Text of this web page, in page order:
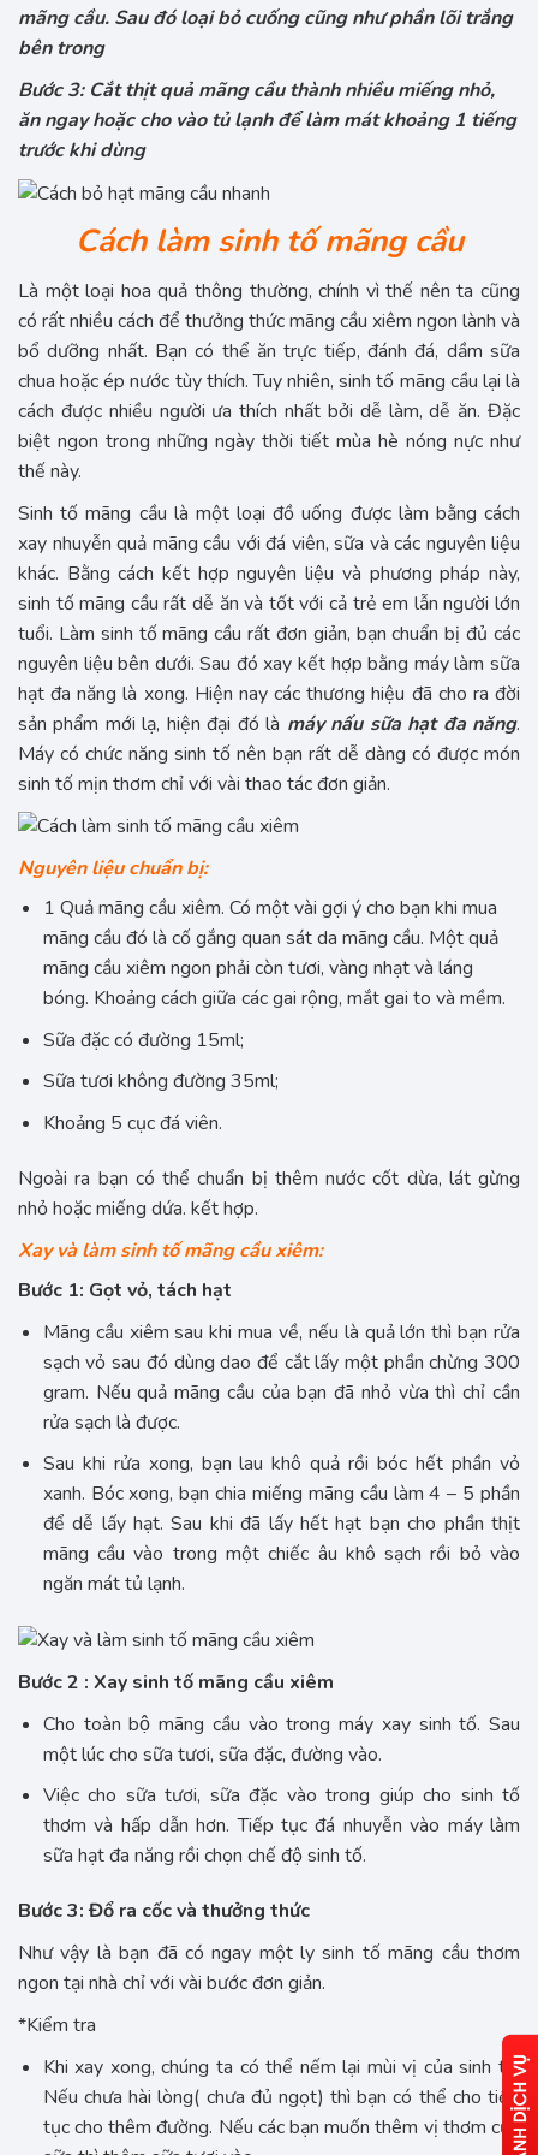
mãng cầu. Sau đó loại bỏ cuống cũng như phần lõi trắng
bên trong
Bước 3: Cắt thịt quả mãng cầu thành nhiều miếng nhỏ,
ăn ngay hoặc cho vào tủ lạnh để làm mát khoảng 1 tiếng
trước khi dùng
Cách làm sinh tố mãng cầu
Là một loại hoa quả thông thường, chính vì thế nên ta cũng
có rất nhiều cách để thưởng thức mãng cầu xiêm ngon lành và
bổ dưỡng nhất. Bạn có thể ăn trực tiếp, đánh đá, dầm sữa
chua hoặc ép nước tùy thích. Tuy nhiên, sinh tố mãng cầu lại là
cách được nhiều người ưa thích nhất bởi dễ làm, dễ ăn. Đặc
biệt ngon trong những ngày thời tiết mùa hè nóng nực như
thế này.
Sinh tố mãng cầu là một loại đồ uống được làm bằng cách
xay nhuyễn quả mãng cầu với đá viên, sữa và các nguyên liệu
khác. Bằng cách kết hợp nguyên liệu và phương pháp này,
sinh tố mãng cầu rất dễ ăn và tốt với cả trẻ em lẫn người lớn
tuổi. Làm sinh tố mãng cầu rất đơn giản, bạn chuẩn bị đủ các
nguyên liệu bên dưới. Sau đó xay kết hợp bằng máy làm sữa
hạt đa năng là xong. Hiện nay các thương hiệu đã cho ra đời
sản phẩm mới lạ, hiện đại đó là máy nấu sữa hạt đa năng.
Máy có chức năng sinh tố nên bạn rất dễ dàng có được món
sinh tố mịn thơm chỉ với vài thao tác đơn giản.
Nguyên liệu chuẩn bị:
1 Quả mãng cầu xiêm. Có một vài gợi ý cho bạn khi mua
mãng cầu đó là cố gắng quan sát da mãng cầu. Một quả
mãng cầu xiêm ngon phải còn tươi, vàng nhạt và láng
bóng. Khoảng cách giữa các gai rộng, mắt gai to và mềm.
Sữa đặc có đường 15ml;
Sữa tươi không đường 35ml;
Khoảng 5 cục đá viên.
Ngoài ra bạn có thể chuẩn bị thêm nước cốt dừa, lát gừng
nhỏ hoặc miếng dứa. kết hợp.
Xay và làm sinh tố mãng cầu xiêm:
Bước 1: Gọt vỏ, tách hạt
Mãng cầu xiêm sau khi mua về, nếu là quả lớn thì bạn rửa
sạch vỏ sau đó dùng dao để cắt lấy một phần chừng 300
gram. Nếu quả mãng cầu của bạn đã nhỏ vừa thì chỉ cần
rửa sạch là được.
Sau khi rửa xong, bạn lau khô quả rồi bóc hết phần vỏ
xanh. Bóc xong, bạn chia miếng mãng cầu làm 4 – 5 phần
để dễ lấy hạt. Sau khi đã lấy hết hạt bạn cho phần thịt
mãng cầu vào trong một chiếc âu khô sạch rồi bỏ vào
ngăn mát tủ lạnh.
Bước 2 : Xay sinh tố mãng cầu xiêm
Cho toàn bộ mãng cầu vào trong máy xay sinh tố. Sau
một lúc cho sữa tươi, sữa đặc, đường vào.
Việc cho sữa tươi, sữa đặc vào trong giúp cho sinh tố
thơm và hấp dẫn hơn. Tiếp tục đá nhuyễn vào máy làm
sữa hạt đa năng rồi chọn chế độ sinh tố.
Bước 3: Đổ ra cốc và thưởng thức
Như vậy là bạn đã có ngay một ly sinh tố mãng cầu thơm
ngon tại nhà chỉ với vài bước đơn giản.
*Kiểm tra
Khi xay xong, chúng ta có thể nếm lại mùi vị của sinh tố.
Nếu chưa hài lòng( chưa đủ ngọt) thì bạn có thể cho tiếp
tục cho thêm đường. Nếu các bạn muốn thêm vị thơm của